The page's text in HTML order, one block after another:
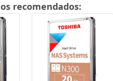
recomendados: